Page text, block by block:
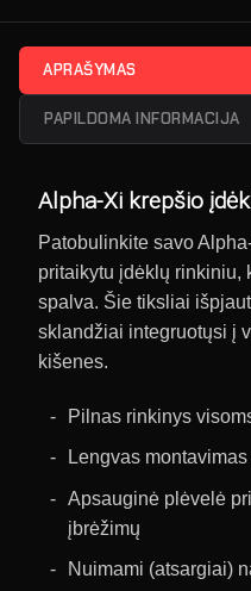
APRAŠYMAS
PAPILDOMA INFORMACIJA
Alpha-Xi krepšio
Patobulinkite savo
pritaikytu įdėklų rinkiniu,
spalva. Šie tiksliai
sklandžiai integruotųsi į
kišenes.
Pilnas rinkinys
Lengvas
Apsauginė plėvelė
įbrėžimų
Nuimami (atsargiai)